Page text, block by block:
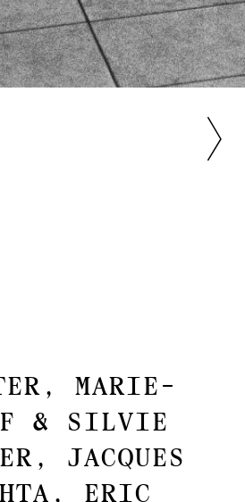
MARIE-
& SILVIE
JACQUES
ERIC